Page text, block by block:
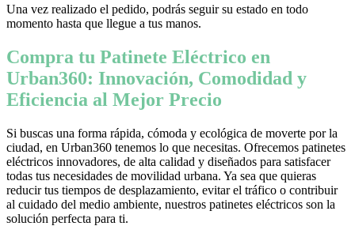
Una vez realizado el pedido, podrás seguir su estado en todo
momento hasta que llegue a tus manos.
Compra tu Patinete Eléctrico en
Urban360: Innovación, Comodidad y
Eficiencia al Mejor Precio
Si buscas una forma rápida, cómoda y ecológica de moverte por la
ciudad, en Urban360 tenemos lo que necesitas. Ofrecemos patinetes
eléctricos innovadores, de alta calidad y diseñados para satisfacer
todas tus necesidades de movilidad urbana. Ya sea que quieras
reducir tus tiempos de desplazamiento, evitar el tráfico o contribuir
al cuidado del medio ambiente, nuestros patinetes eléctricos son la
solución perfecta para ti.